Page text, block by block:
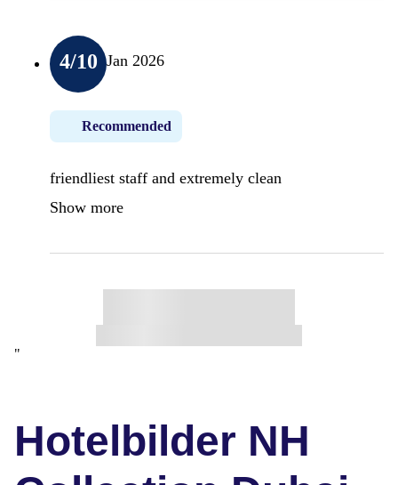
4/10 Jan 2026
Recommended
friendliest staff and extremely clean
Show more
"
Hotelbilder NH